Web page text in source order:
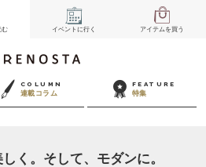
む イベント に行く アイテムを買う
COLUMN
連載コラム
FEATURE
特集
く。そして、モダンに。